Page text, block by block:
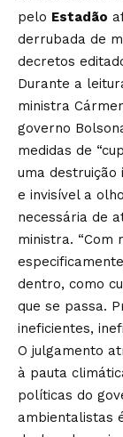
pelo Estadão
derrubada de
decretos
Durante a
ministra
governo
medidas de
uma destruição
e invisível a
necessária de
ministra. “Com
dentro, como
que se passa.
ineficientes,
O julgamento
à pauta
políticas do
ambientalistas